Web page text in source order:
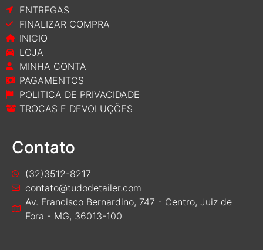
ENTREGAS
FINALIZAR COMPRA
INICIO
LOJA
MINHA CONTA
PAGAMENTOS
POLITICA DE PRIVACIDADE
TROCAS E DEVOLUÇÕES
Contato
(32)3512-8217
contato@tudodetailer.com
Av. Francisco Bernardino, 747 - Centro, Juiz de
Fora - MG, 36013-100